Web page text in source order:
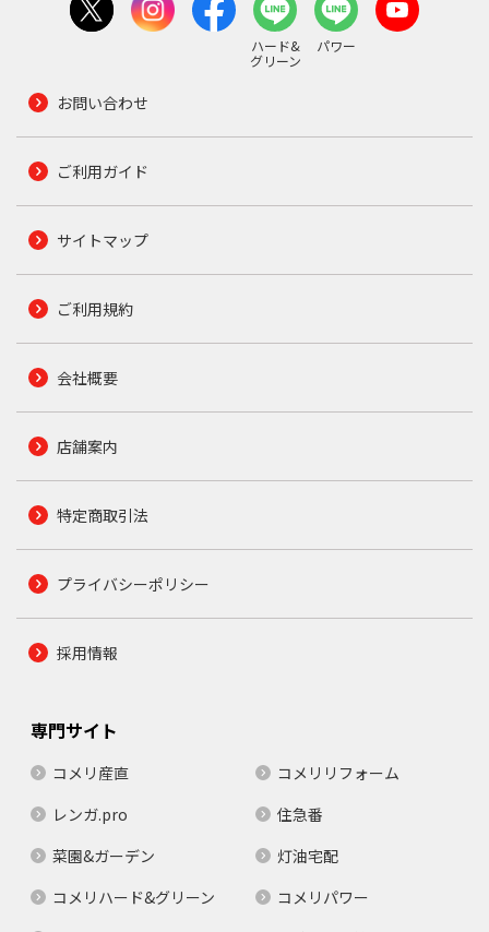
ハード&
グリーン
パワー
お問い合わせ
ご利用ガイド
サイトマップ
ご利用規約
会社概要
店舗案内
特定商取引法
プライバシーポリシー
採用情報
専門サイト
コメリ産直
コメリリフォーム
レンガ.pro
住急番
菜園&ガーデン
灯油宅配
コメリハード&グリーン
コメリパワー